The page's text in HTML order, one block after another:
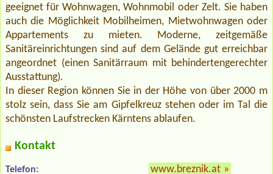
geeignet für Wohnwagen, Wohnmobil oder Zelt. Sie haben
auch die Möglichkeit Mobilheimen, Mietwohnwagen oder
Appartements zu mieten. Moderne, zeitgemäße
Sanitäreinrichtungen sind auf dem Gelände gut erreichbar
angeordnet (einen Sanitärraum mit behindertengerechter
Ausstattung).
In dieser Region können Sie in der Höhe von über 2000 m
stolz sein, dass Sie am Gipfelkreuz stehen oder im Tal die
schönsten Laufstrecken Kärntens ablaufen.
Kontakt
Telefon: www.breznik.at »